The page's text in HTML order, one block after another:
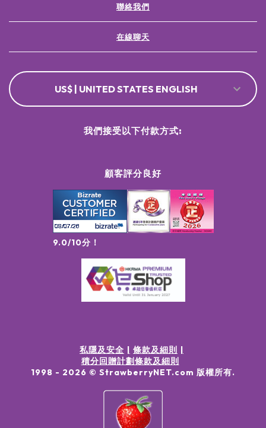
聯絡我們
在線聊天
US$ | UNITED STATES ENGLISH
顧客評分良好
9.0/10分！
我們接受以下付款方式:
私隱及安全
條款及細則
積分回贈計劃條款及細則
1998 - 2026 © StrawberryNET.com 版權所有.